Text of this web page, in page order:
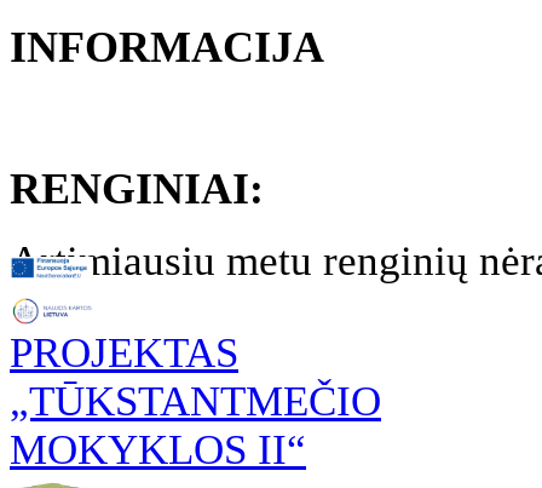
INFORMACIJA
RENGINIAI:
Artimiausiu metu renginių
PROJEKTAS
„TŪKSTANTMEČIO
MOKYKLOS II“